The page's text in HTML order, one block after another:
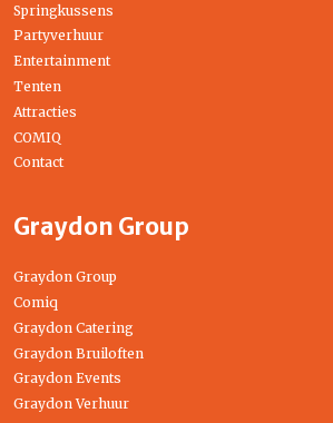
Springkussens
Partyverhuur
Entertainment
Tenten
Attracties
COMIQ
Contact
Graydon Group
Graydon Group
Comiq
Graydon Catering
Graydon Bruiloften
Graydon Events
Graydon Verhuur